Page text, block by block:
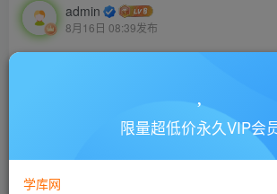
admin
8月16日 08:39发布
QQ空间营销手把手教学（某机构YY录音-适
此内容为付费资源，请付费后查看
10
限量超低价永久VIP会
学库网